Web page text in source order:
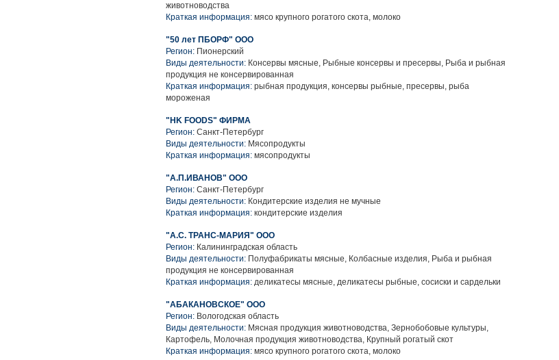
животноводства
Краткая информация: мясо крупного рогатого скота, молоко
"50 лет ПБОРФ" ООО
Регион: Пионерский
Виды деятельности: Консервы мясные, Рыбные консервы и пресервы, Рыба и рыбная
продукция не консервированная
Краткая информация: рыбная продукция, консервы рыбные, пресервы, рыба
мороженая
"HK FOODS" ФИРМА
Регион: Санкт-Петербург
Виды деятельности: Мясопродукты
Краткая информация: мясопродукты
"А.П.ИВАНОВ" ООО
Регион: Санкт-Петербург
Виды деятельности: Кондитерские изделия не мучные
Краткая информация: кондитерские изделия
"А.С. ТРАНС-МАРИЯ" ООО
Регион: Калининградская область
Виды деятельности: Полуфабрикаты мясные, Колбасные изделия, Рыба и рыбная
продукция не консервированная
Краткая информация: деликатесы мясные, деликатесы рыбные, сосиски и сардельки
"АБАКАНОВСКОЕ" ООО
Регион: Вологодская область
Виды деятельности: Мясная продукция животноводства, Зернобобовые культуры,
Картофель, Молочная продукция животноводства, Крупный рогатый скот
Краткая информация: мясо крупного рогатого скота, молоко